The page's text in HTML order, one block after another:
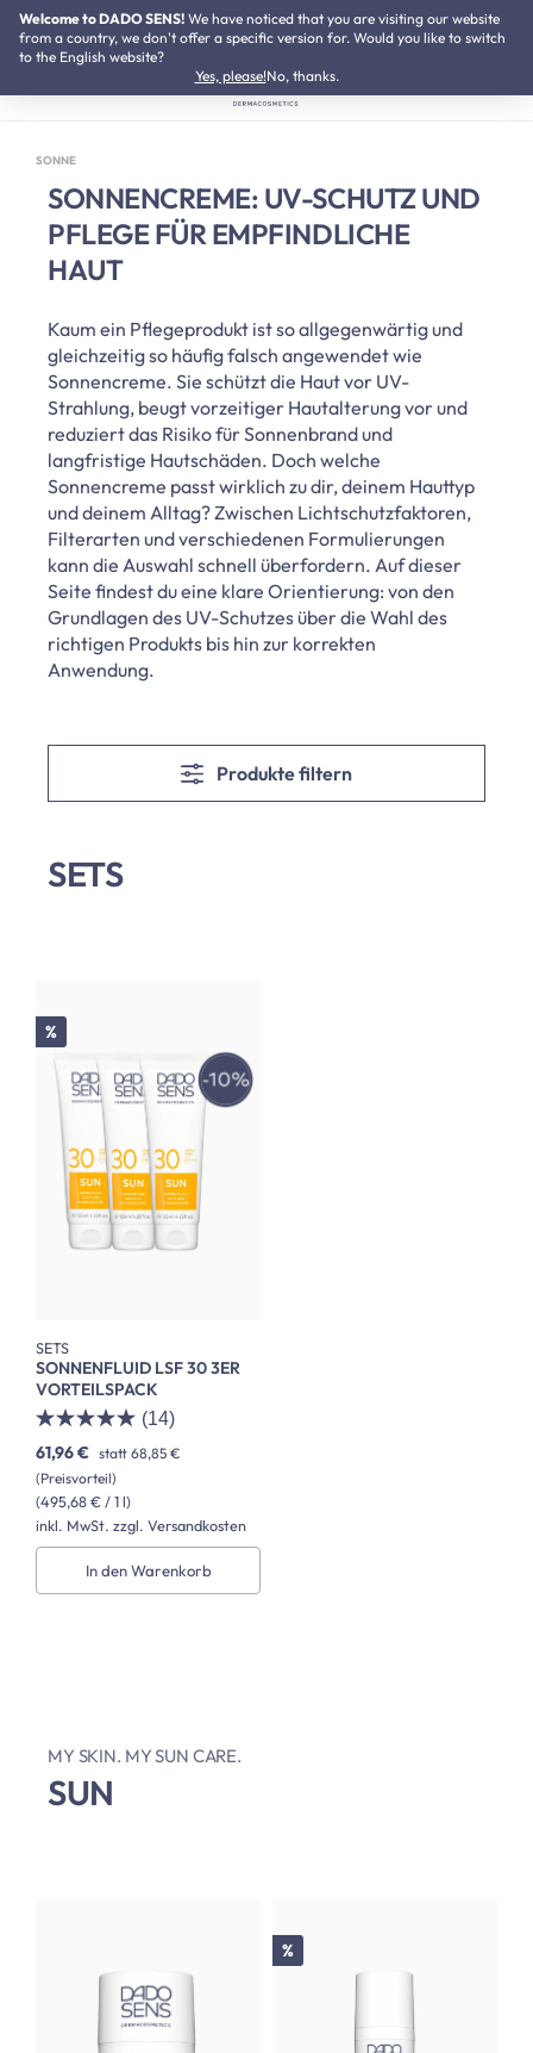
Zum Hauptinhalt springen
Welcome to DADO SENS! We have noticed that you are visiting our website
from a country, we don't offer a specific version for. Would you like to switch
to the English website?
Yes, please!No, thanks.
SUMMER SALE:Bis zu 50% Preisvorteil
SONNE
SONNENCREME: UV-SCHUTZ UND
PFLEGE FÜR EMPFINDLICHE
HAUT
Kaum ein Pflegeprodukt ist so allgegenwärtig und
gleichzeitig so häufig falsch angewendet wie
Sonnencreme. Sie schützt die Haut vor UV-
Strahlung, beugt vorzeitiger Hautalterung vor und
reduziert das Risiko für Sonnenbrand und
langfristige Hautschäden. Doch welche
Sonnencreme passt wirklich zu dir, deinem Hauttyp
und deinem Alltag? Zwischen Lichtschutzfaktoren,
Filterarten und verschiedenen Formulierungen
kann die Auswahl schnell überfordern. Auf dieser
Seite findest du eine klare Orientierung: von den
Grundlagen des UV-Schutzes über die Wahl des
richtigen Produkts bis hin zur korrekten
Anwendung.
Produkte filtern
SETS
Rabatt
%
SETS
SONNENFLUID LSF 30 3ER
VORTEILSPACK
(14)
(495,68 € / 1 l)
61,96 € statt 68,85 €
(Preisvorteil)
inkl. MwSt. zzgl. Versandkosten
In den Warenkorb
MY SKIN. MY SUN CARE.
SUN
Rabatt
%